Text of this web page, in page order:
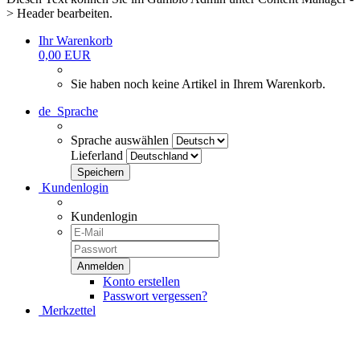
> Header bearbeiten.
Ihr Warenkorb
0,00 EUR
Sie haben noch keine Artikel in Ihrem Warenkorb.
de Sprache
Sprache auswählen
Lieferland
Kundenlogin
Kundenlogin
Konto erstellen
Passwort vergessen?
Merkzettel